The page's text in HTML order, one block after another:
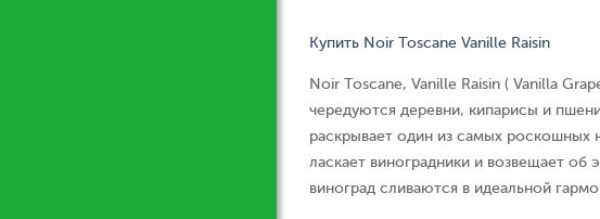
Купить Noir Toscane Vanille Raisin
Noir Toscane, Vanille Raisin ( Vanilla
чередуются деревни, кипарисы и
раскрывает один из самых роскошных
ласкает виноградники и возвещает об
виноград сливаются в идеальной